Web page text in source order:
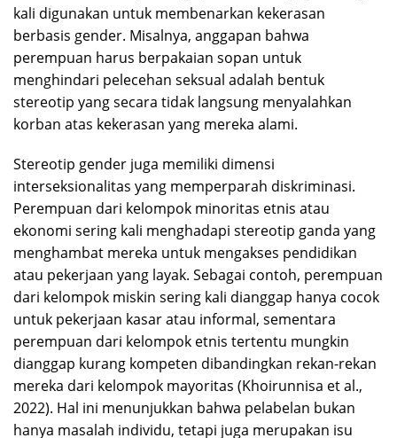
kali digunakan untuk membenarkan kekerasan
berbasis gender. Misalnya, anggapan bahwa
perempuan harus berpakaian sopan untuk
menghindari pelecehan seksual adalah bentuk
stereotip yang secara tidak langsung menyalahkan
korban atas kekerasan yang mereka alami.
Stereotip gender juga memiliki dimensi
interseksionalitas yang memperparah diskriminasi.
Perempuan dari kelompok minoritas etnis atau
ekonomi sering kali menghadapi stereotip ganda yang
menghambat mereka untuk mengakses pendidikan
atau pekerjaan yang layak. Sebagai contoh, perempuan
dari kelompok miskin sering kali dianggap hanya cocok
untuk pekerjaan kasar atau informal, sementara
perempuan dari kelompok etnis tertentu mungkin
dianggap kurang kompeten dibandingkan rekan-rekan
mereka dari kelompok mayoritas (Khoirunnisa et al.,
2022). Hal ini menunjukkan bahwa pelabelan bukan
hanya masalah individu, tetapi juga merupakan isu